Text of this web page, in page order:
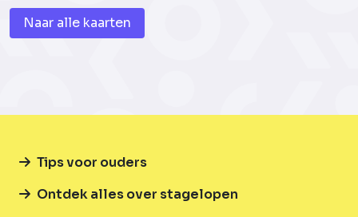
Naar alle kaarten
Tips voor ouders
Ontdek alles over stagelopen